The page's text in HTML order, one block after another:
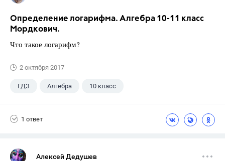
Определение логарифма. Алгебра 10-11 класс
Мордкович.
Что такое логарифм?
2 октября 2017
ГДЗ Алгебра 10 класс
1 ответ
Алексей Дедушев